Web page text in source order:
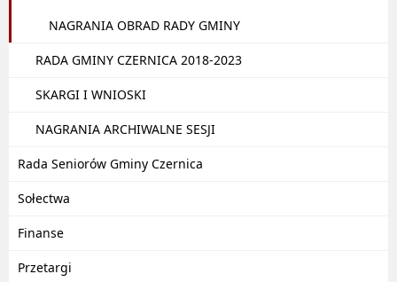
NAGRANIA OBRAD RADY GMINY
RADA GMINY CZERNICA 2018-2023
SKARGI I WNIOSKI
NAGRANIA ARCHIWALNE SESJI
Rada Seniorów Gminy Czernica
Sołectwa
Finanse
Przetargi